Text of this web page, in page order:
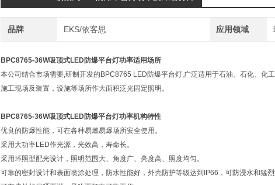
品牌 EKS/依客思 应用领域
BPC8765-36W吸顶式LED防爆平台灯功率适用场所
本公司结合市场需要,研制开发的BPC8765 LED防爆平台灯,广泛适用于石油、石化、化
施工现场及装置，设施等场所作大面积泛光固定照明。
BPC8765-36W吸顶式LED防爆平台灯功率机构特性
优良的防爆性能，可在各种易燃易爆场所安全使用。
采用大功率LED作光源，光效高，寿命长。
采用环照型配光设计，照明范围大、角度广、亮度高、照度均匀。
可靠的密封设计和表面喷涂处理，防水性能好，外壳防护等级达到IP66，可防浸水和猛